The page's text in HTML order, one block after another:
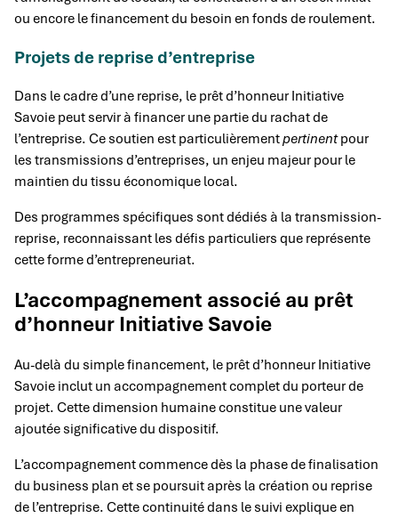
ou encore le financement du besoin en fonds de roulement.
Projets de reprise d’entreprise
Dans le cadre d’une reprise, le prêt d’honneur Initiative
Savoie peut servir à financer une partie du rachat de
l’entreprise. Ce soutien est particulièrementpertinentpour
les transmissions d’entreprises, un enjeu majeur pour le
maintien du tissu économique local.
Des programmes spécifiques sont dédiés à la transmission-
reprise, reconnaissant les défis particuliers que représente
cette forme d’entrepreneuriat.
L’accompagnement associé au prêt
d’honneur Initiative Savoie
Au-delà du simple financement, le prêt d’honneur Initiative
Savoie inclut un accompagnement complet du porteur de
projet. Cette dimension humaine constitue une valeur
ajoutée significative du dispositif.
L’accompagnement commence dès la phase de finalisation
du business plan et se poursuit après la création ou reprise
de l’entreprise. Cette continuité dans le suivi explique en